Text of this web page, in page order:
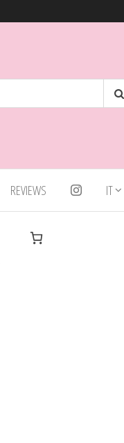
REVIEWS IT